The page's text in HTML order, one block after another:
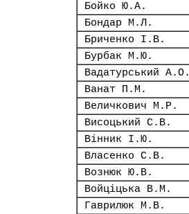
Бойко Ю.А.
Бондар М.Л.
Бриченко І.В.
Бурбак М.Ю.
Вадатурський А.О.
Ванат П.М.
Величкович М.Р.
Висоцький С.В.
Вінник І.Ю.
Власенко С.В.
Вознюк Ю.В.
Войціцька В.М.
Гаврилюк М.В.